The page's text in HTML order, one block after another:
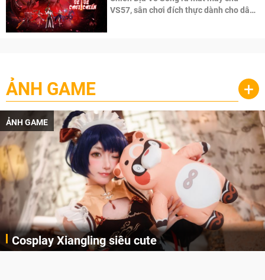
VS57, sân chơi đích thực dành cho dân
ẢNH GAME +
ẢNH GAME
Cosplay Xiangling siêu cute